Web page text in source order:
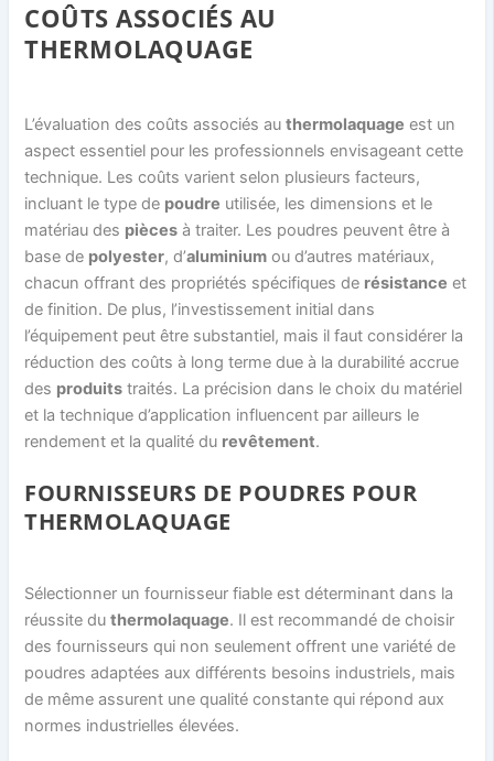
COÛTS ASSOCIÉS AU
THERMOLAQUAGE
L’évaluation des coûts associés authermolaquage est un
aspect essentiel pour les professionnels envisageant cette
technique. Les coûts varient selon plusieurs facteurs,
incluant le type de poudre utilisée, les dimensions et le
matériau des pièces à traiter. Les poudres peuvent être à
base de polyester, d’aluminium ou d’autres matériaux,
chacun offrant des propriétés spécifiques de résistance et
de finition. De plus, l’investissement initial dans
l’équipement peut être substantiel, mais il faut considérer la
réduction des coûts à long terme due à la durabilité accrue
des produits traités. La précision dans le choix du matériel
et la technique d’application influencent par ailleurs le
rendement et la qualité du revêtement.
FOURNISSEURS DE POUDRES POUR
THERMOLAQUAGE
Sélectionner un fournisseur fiable est déterminant dans la
réussite duthermolaquage. Il est recommandé de choisir
des fournisseurs qui non seulement offrent une variété de
poudres adaptées aux différents besoins industriels, mais
de même assurent une qualité constante qui répond aux
normes industrielles élevées.